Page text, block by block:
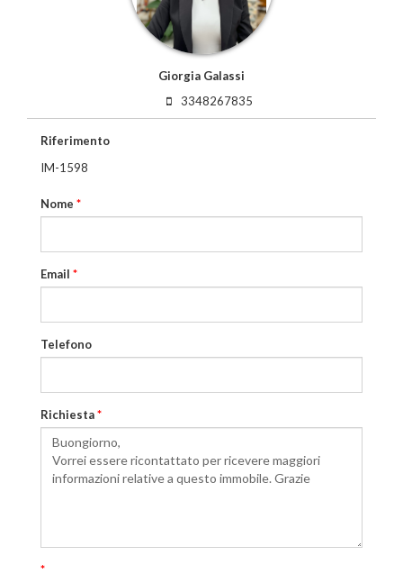
Giorgia Galassi
3348267835
Riferimento
IM-1598
Nome *
Email *
Telefono
Richiesta*
*